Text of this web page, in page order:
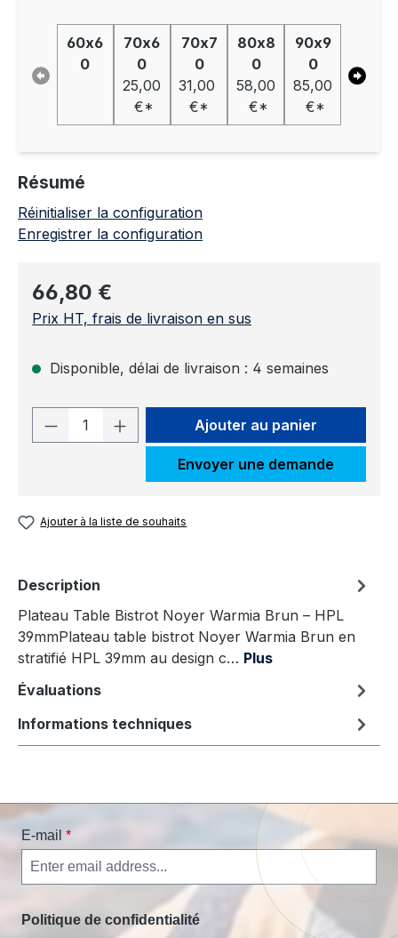
60x6
0
70x6
0
25,00
€*
70x7
0
31,00
€*
80x8
0
58,00
€*
90x9
0
85,00
€*
82,00
Résumé
Réinitialiser la configuration
Enregistrer la configuration
Prix régulier :
66,80 €
Prix HT, frais de livraison en sus
Disponible, délai de livraison : 4 semaines
Quantité de produit : Entrez la
Ajouter au panier
Envoyer une demande
Ajouter à la liste de souhaits
Description
Plateau Table Bistrot Noyer Warmia Brun – HPL
39mmPlateau table bistrot Noyer Warmia Brun en
stratifié HPL 39mm au design c… Plus
Évaluations
Informations techniques
E-mail *
Politique de confidentialité